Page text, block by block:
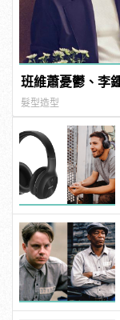
班維蕭憂鬱、李
髮型造型